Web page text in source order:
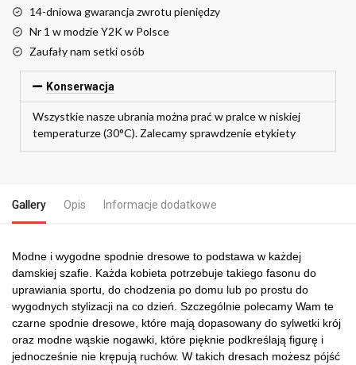
14-dniowa gwarancja zwrotu pieniędzy
Nr 1 w modzie Y2K w Polsce
Zaufały nam setki osób
Konserwacja
Wszystkie nasze ubrania można prać w pralce w niskiej
temperaturze (30°C). Zalecamy sprawdzenie etykiety
Gallery Opis Informacje dodatkowe
Modne i wygodne spodnie dresowe to podstawa w każdej
damskiej szafie. Każda kobieta potrzebuje takiego fasonu do
uprawiania sportu, do chodzenia po domu lub po prostu do
wygodnych stylizacji na co dzień. Szczególnie polecamy Wam te
czarne spodnie dresowe, które mają dopasowany do sylwetki krój
oraz modne wąskie nogawki, które pięknie podkreślają figurę i
jednocześnie nie krępują ruchów. W takich dresach możesz pójść